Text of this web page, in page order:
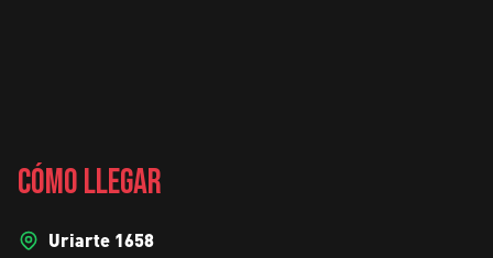
CÓMO LLEGAR
Uriarte 1658